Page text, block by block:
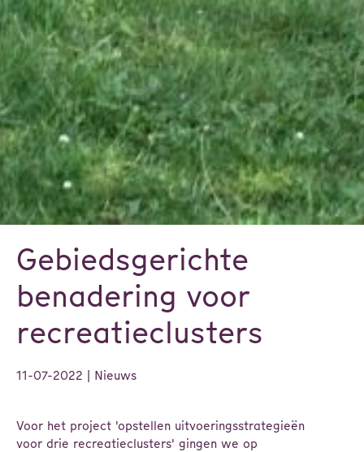
Gebiedsgerichte
benadering voor
recreatieclusters
11-07-2022 | Nieuws
Voor het project 'opstellen uitvoeringsstrategieën
voor drie recreatieclusters' gingen we op